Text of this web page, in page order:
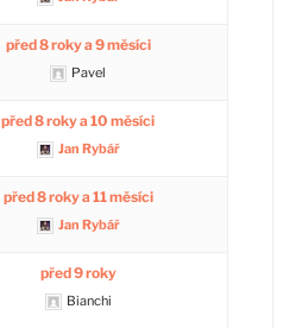
před 8 roky a 9 měsíci
Pavel
před 8 roky a 10 měsíci
Jan Rybář
před 8 roky a 11 měsíci
Jan Rybář
před 9 roky
Bianchi